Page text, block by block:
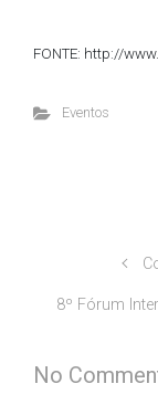
FONTE: http://
Eventos
8º Fórum
No